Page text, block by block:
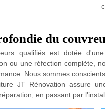
du
qualifiés est dotée
ou une réfection complète,
Nous sommes
JT Rénovation assure
en passant par